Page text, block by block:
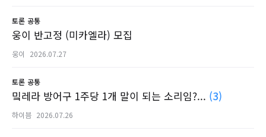
토론 공통
웅이 반고정 (미카엘라) 모집
웅이 2026.07.27
토론 공통
밐레라 방어구 1주당 1개 말이 되는 소리임?... (3)
하이븜 2026.07.26